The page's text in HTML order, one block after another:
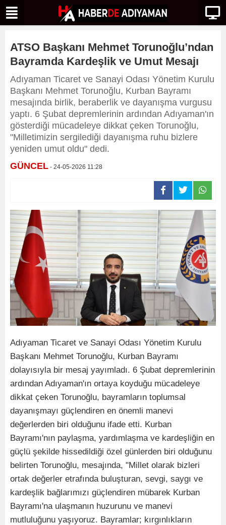
ATSO Başkanı Mehmet Torunoğlu’ndan
Bayramda Kardeşlik ve Umut Mesajı
Adıyaman Ticaret ve Sanayi Odası Yönetim Kurulu
Başkanı Mehmet Torunoğlu, Kurban Bayramı
mesajında birlik, beraberlik ve dayanışma vurgusu
yaptı. 6 Şubat depremlerinin ardından Adıyaman'ın
gösterdiği mücadeleye dikkat çeken Torunoğlu,
"Milletimizin sergilediği dayanışma ruhu bizlere
yeniden umut oldu" dedi.
GÜNCEL - 24-05-2026 11:28
Adıyaman Ticaret ve Sanayi Odası Yönetim Kurulu
Başkanı Mehmet Torunoğlu, Kurban Bayramı
dolayısıyla bir mesaj yayımladı. 6 Şubat depremlerinin
ardından Adıyaman'ın ortaya koyduğu mücadeleye
dikkat çeken Torunoğlu, bayramların toplumsal
dayanışmayı güçlendiren en önemli manevi
değerlerden biri olduğunu ifade etti. Kurban
Bayramı'nın paylaşma, yardımlaşma ve kardeşliğin en
güçlü şekilde hissedildiği özel günlerden biri olduğunu
belirten Torunoğlu, mesajında, "Millet olarak bizleri
ortak değerler etrafında buluşturan, sevgi, saygı ve
kardeşlik bağlarımızı güçlendiren mübarek Kurban
Bayramı'na ulaşmanın huzurunu ve manevi
mutluluğunu yaşıyoruz. Bayramlar; kırgınlıkların